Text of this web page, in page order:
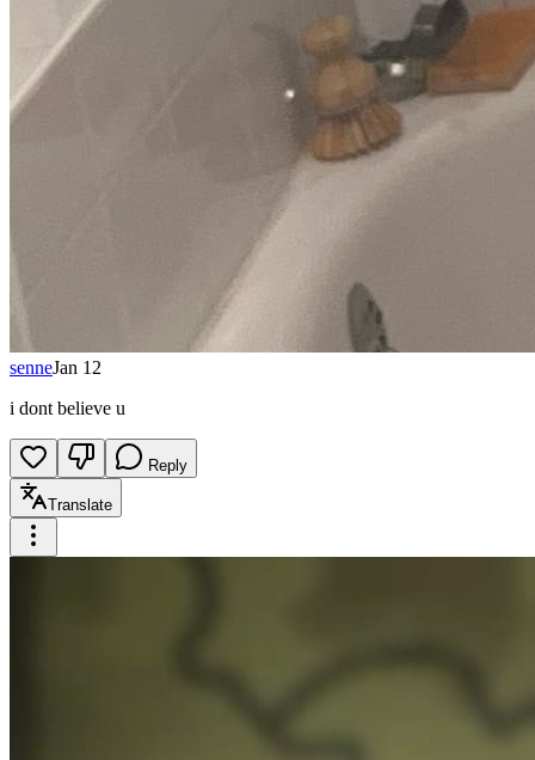
senneJan 12
i dont believe u
Reply
Translate